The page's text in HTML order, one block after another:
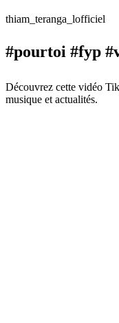
thiam_teranga_lofficiel
#pourtoi #fyp
Découvrez cette vidéo
musique et actualités.